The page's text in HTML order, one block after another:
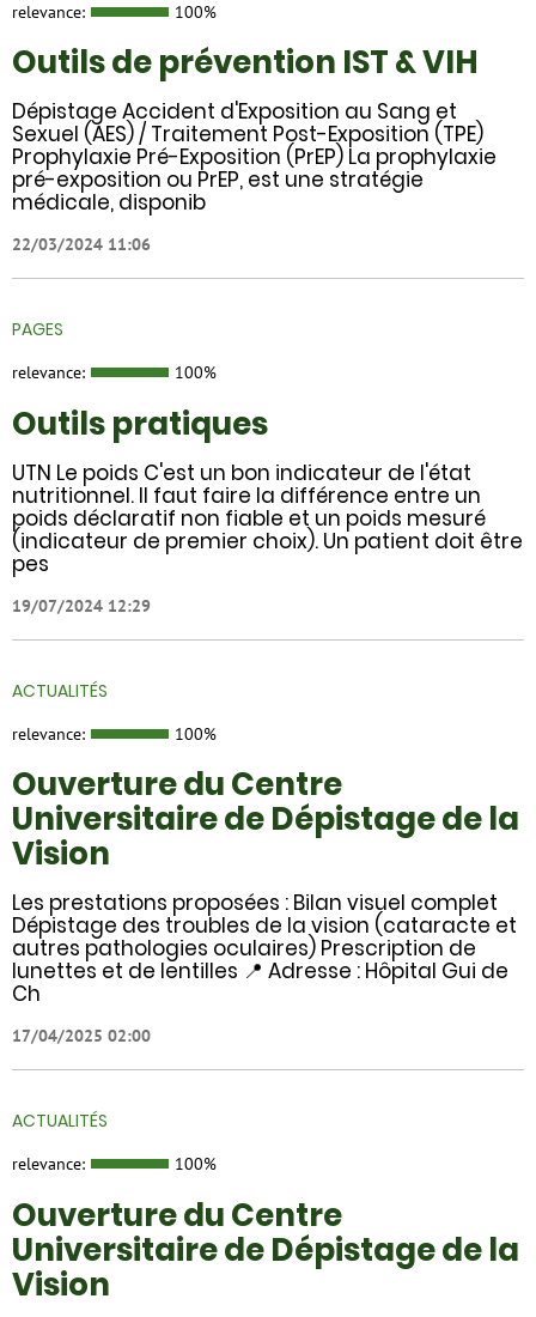
relevance: 100%
Outils de prévention IST & VIH
Dépistage Accident d'Exposition au Sang et
Sexuel (AES) / Traitement Post-Exposition (TPE)
Prophylaxie Pré-Exposition (PrEP) La prophylaxie
pré-exposition ou PrEP, est une stratégie
médicale, disponib
22/03/2024 11:06
PAGES
relevance: 100%
Outils pratiques
UTN Le poids C'est un bon indicateur de l'état
nutritionnel. Il faut faire la différence entre un
poids déclaratif non fiable et un poids mesuré
(indicateur de premier choix). Un patient doit être
pes
19/07/2024 12:29
ACTUALITÉS
relevance: 100%
Ouverture du Centre
Universitaire de Dépistage de la
Vision
Les prestations proposées : Bilan visuel complet
Dépistage des troubles de la vision (cataracte et
autres pathologies oculaires) Prescription de
lunettes et de lentilles 📍 Adresse : Hôpital Gui de
Ch
17/04/2025 02:00
ACTUALITÉS
relevance: 100%
Ouverture du Centre
Universitaire de Dépistage de la
Vision